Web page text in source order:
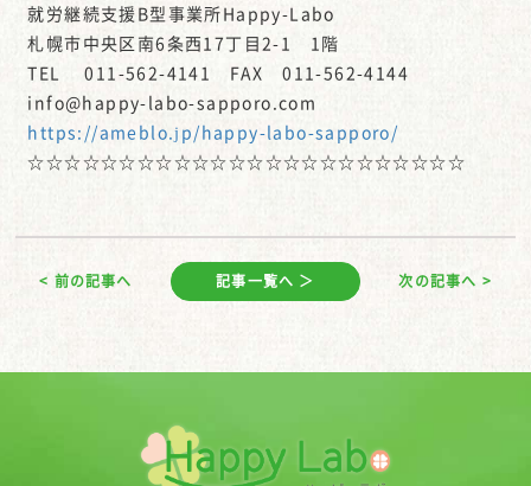
就労継続支援B型事業所Happy-Labo
札幌市中央区南6条西17丁目2-1 1階
TEL 011-562-4141 FAX 011-562-4144
info@happy-labo-sapporo.com
https://ameblo.jp/happy-labo-sapporo/
☆☆☆☆☆☆☆☆☆☆☆☆☆☆☆☆☆☆☆☆☆☆☆☆
< 前の記事へ 記事一覧へ ＞ 次の記事へ >